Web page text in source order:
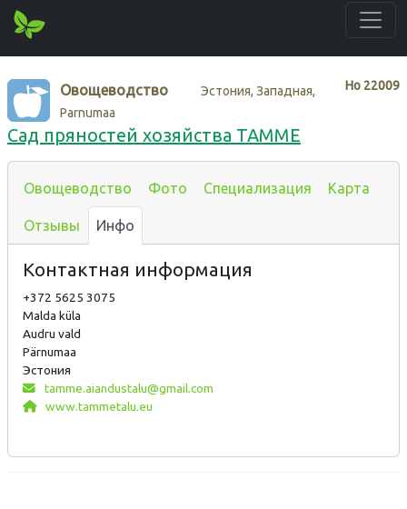
Нo 22009
Овощеводство
Эстония, Западная,
Parnumaa
Сад пряностей хозяйства TAMME
Овощеводство Фото Специализация Карта
Отзывы Инфо
Контактная информация
+372 5625 3075
Malda küla
Audru vald
Pärnumaa
Эстония
tamme.aiandustalu@gmail.com
www.tammetalu.eu